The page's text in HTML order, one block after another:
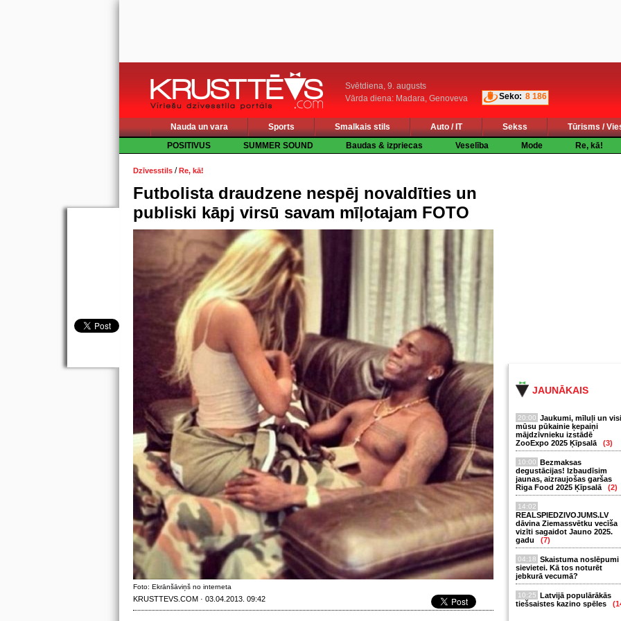
Svētdiena, 9. augusts
Vārda diena: Madara, Genoveva
Seko: 8 186
Nauda un vara Sports Smalkais stils Auto / IT Sekss
Tūrisms /
POSITIVUS
SUMMER SOUND Baudas & izpriecas Veselība Mode Re, kā!
JAUNĀKAIS
20:00 Jaukumi, mīluļi un visi
mūsu pūkainie ķepaiņi
mājdzīvnieku izstādē
ZooExpo 2025 Ķīpsalā
(3)
10:00 Bezmaksas
degustācijas! Izbaudīsim
jaunas, aizraujošas garšas
Riga Food 2025 Ķīpsalā
(2)
14:02
REALSPIEDZIVOJUMS.LV
dāvina Ziemassvētku vecīša
vizīti sagaidot Jauno 2025.
gadu
(7)
04:18 Skaistuma noslēpumi
sievietei. Kā tos noturēt
jebkurā vecumā?
10:25 Latvijā populārākās
tiešsaistes kazino spēles
Dzīvesstils /Re, kā!
Futbolista draudzene nespēj novaldīties un
publiski kāpj virsū savam mīļotajam FOTO
Foto: Ekrānšāviņš no interneta
KRUSTTEVS.COM · 03.04.2013. 09:42